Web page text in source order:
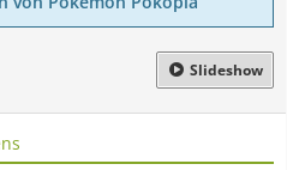
Slideshow